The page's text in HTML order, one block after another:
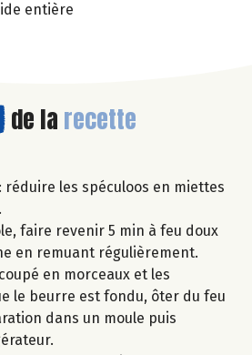
entière
de la recette
réduire les spéculoos en miettes
faire revenir 5 min à feu doux
en remuant régulièrement.
en morceaux et les
le beurre est fondu, ôter du feu
dans un moule puis